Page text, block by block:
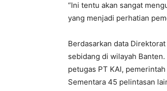
“Ini tentu akan sangat
yang menjadi perhatian
Berdasarkan data
sebidang di wilayah
petugas PT KAI,
Sementara 45 pelintasan